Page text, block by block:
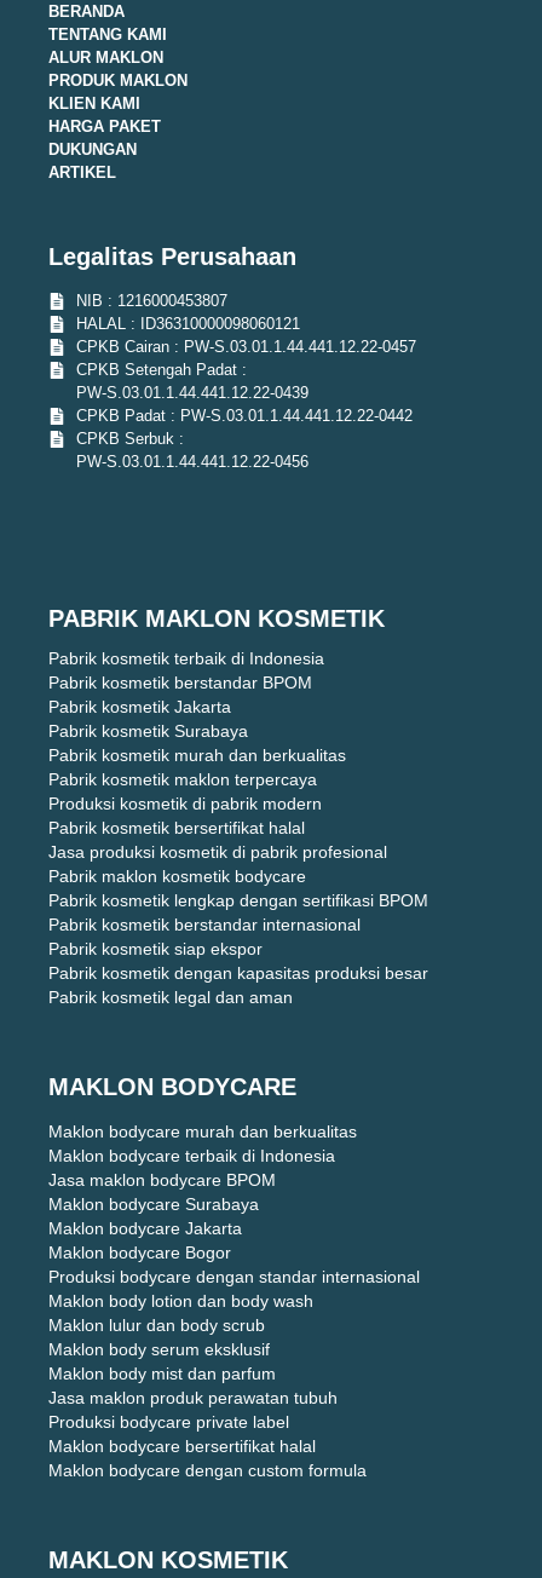
BERANDA
TENTANG KAMI
ALUR MAKLON
PRODUK MAKLON
KLIEN KAMI
HARGA PAKET
DUKUNGAN
ARTIKEL
Legalitas Perusahaan
NIB : 1216000453807
HALAL : ID36310000098060121
CPKB Cairan : PW-S.03.01.1.44.441.12.22-0457
CPKB Setengah Padat :
PW-S.03.01.1.44.441.12.22-0439
CPKB Padat : PW-S.03.01.1.44.441.12.22-0442
CPKB Serbuk :
PW-S.03.01.1.44.441.12.22-0456
PABRIK MAKLON KOSMETIK
Pabrik kosmetik terbaik di Indonesia
Pabrik kosmetik berstandar BPOM
Pabrik kosmetik Jakarta
Pabrik kosmetik Surabaya
Pabrik kosmetik murah dan berkualitas
Pabrik kosmetik maklon terpercaya
Produksi kosmetik di pabrik modern
Pabrik kosmetik bersertifikat halal
Jasa produksi kosmetik di pabrik profesional
Pabrik maklon kosmetik bodycare
Pabrik kosmetik lengkap dengan sertifikasi BPOM
Pabrik kosmetik berstandar internasional
Pabrik kosmetik siap ekspor
Pabrik kosmetik dengan kapasitas produksi besar
Pabrik kosmetik legal dan aman
MAKLON BODYCARE
Maklon bodycare murah dan berkualitas
Maklon bodycare terbaik di Indonesia
Jasa maklon bodycare BPOM
Maklon bodycare Surabaya
Maklon bodycare Jakarta
Maklon bodycare Bogor
Produksi bodycare dengan standar internasional
Maklon body lotion dan body wash
Maklon lulur dan body scrub
Maklon body serum eksklusif
Maklon body mist dan parfum
Jasa maklon produk perawatan tubuh
Produksi bodycare private label
Maklon bodycare bersertifikat halal
Maklon bodycare dengan custom formula
MAKLON KOSMETIK